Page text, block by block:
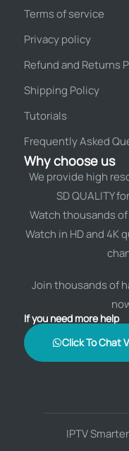
Terms of service
Privacy policy
Refund and Returns
Shipping Policy
Tutorials
Frequently Asked
Why choose us
We provide high
SD QUALITY
Watch thousands
Watch in HD and 4K
Join thousands of
If you need more help
Click To Chat
IPTV